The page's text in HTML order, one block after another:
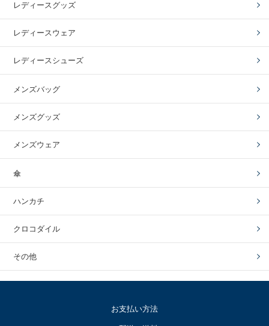
レディースグッズ
レディースウェア
レディースシューズ
メンズバッグ
メンズグッズ
メンズウェア
傘
ハンカチ
クロコダイル
その他
お支払い方法